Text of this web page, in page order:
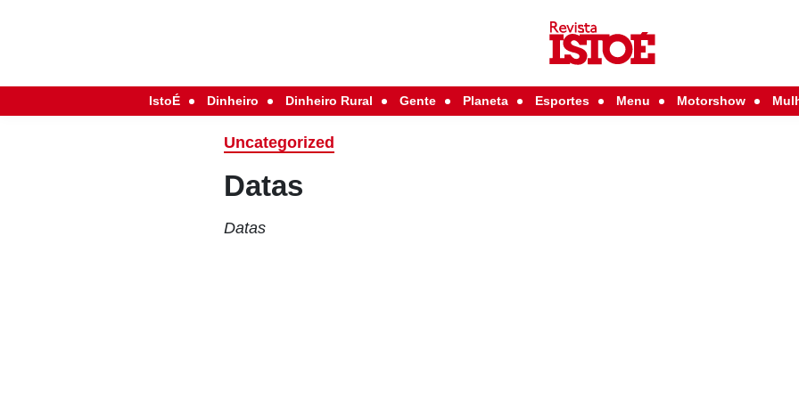
IstoÉ Dinheiro Dinheiro Rural Gente Planeta Esportes Menu Motorshow
Uncategorized
Datas
Datas